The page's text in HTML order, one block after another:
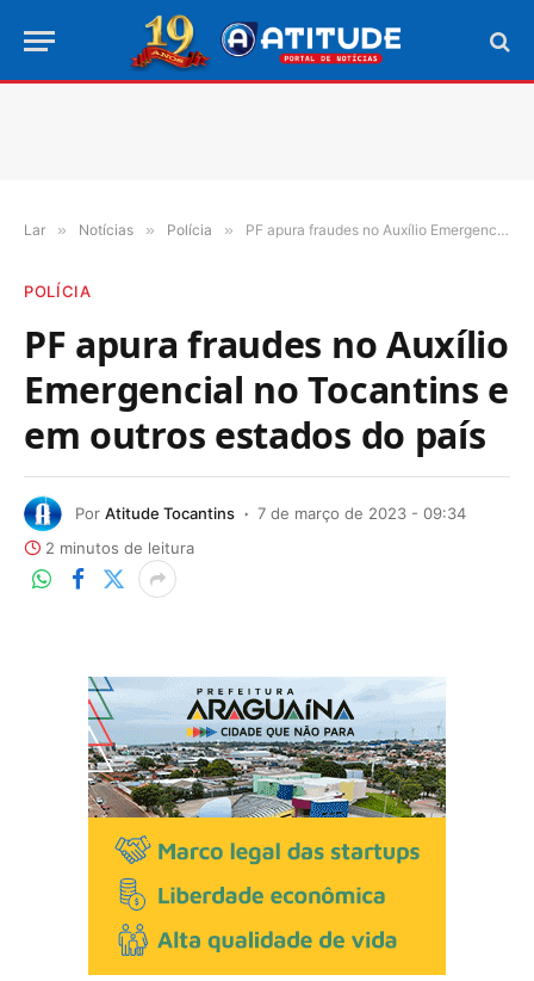
Lar » Notícias » Polícia » PF apura fraudes no Auxílio Emergencial no Tocantins e em outros estados do país
POLÍCIA
PF apura fraudes no Auxílio
Emergencial no Tocantins e
em outros estados do país
Por Atitude Tocantins
7 de março de 2023 - 09:34
2 minutos de leitura